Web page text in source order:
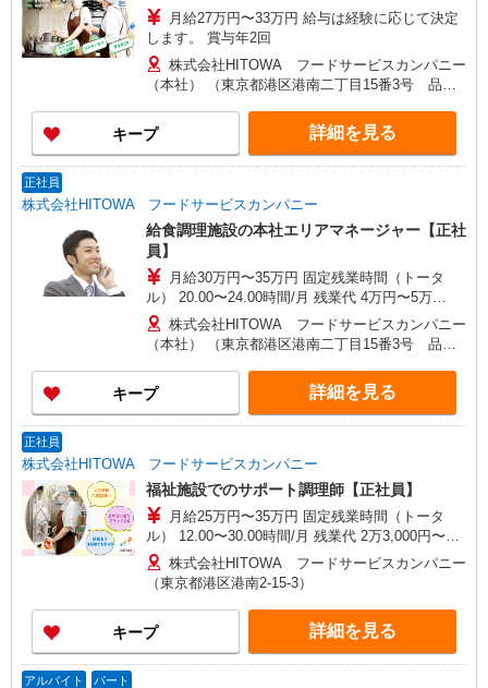
月給27万円〜33万円 給与は経験に応じて決定
します。 賞与年2回
株式会社HITOWA フードサービスカンパニー
（本社） （東京都港区港南二丁目15番3号 品川
キープ 詳細を見る
正社員
株式会社HITOWA フードサービスカンパニー
給食調理施設の本社エリアマネージャー【正社
員】
月給30万円〜35万円 固定残業時間（トータ
ル） 20.00〜24.00時間/月 残業代 4万円〜5万
5,000円 経験に応じて給与は決定致します。 賞与
年2回
株式会社HITOWA フードサービスカンパニー
（本社） （東京都港区港南二丁目15番3号 品川
キープ 詳細を見る
正社員
株式会社HITOWA フードサービスカンパニー
福祉施設でのサポート調理師【正社員】
月給25万円〜35万円 固定残業時間（トータ
ル） 12.00〜30.00時間/月 残業代 2万3,000円〜6
万3,000円 ※給与は経験や前職給与に応じて決定
します。 賞与年2回
株式会社HITOWA フードサービスカンパニー
（東京都港区港南2-15-3）
キープ 詳細を見る
アルバイト パート